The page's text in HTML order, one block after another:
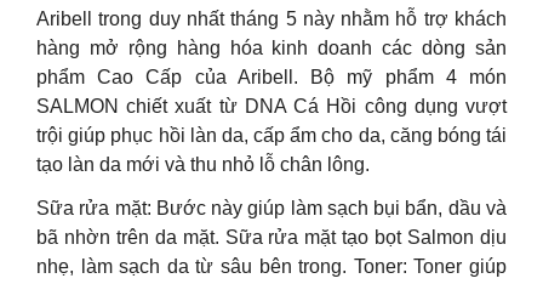
Aribell trong duy nhất tháng 5 này nhằm hỗ trợ khách
hàng mở rộng hàng hóa kinh doanh các dòng sản
phẩm Cao Cấp của Aribell. Bộ mỹ phẩm 4 món
SALMON chiết xuất từ DNA Cá Hồi công dụng vượt
trội giúp phục hồi làn da, cấp ẩm cho da, căng bóng tái
tạo làn da mới và thu nhỏ lỗ chân lông.
Sữa rửa mặt: Bước này giúp làm sạch bụi bẩn, dầu và
bã nhờn trên da mặt. Sữa rửa mặt tạo bọt Salmon dịu
nhẹ, làm sạch da từ sâu bên trong. Toner: Toner giúp